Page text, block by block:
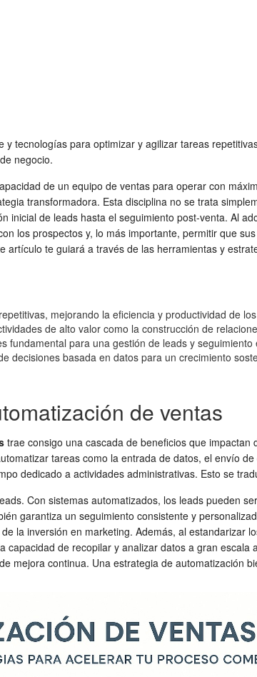
y tecnologías para optimizar y agilizar tareas
negocio.
de un equipo de ventas para operar con
transformadora. Esta disciplina no se trata
inicial de leads hasta el seguimiento post-venta. Al
los prospectos y, lo más importante, permitir que
artículo te guiará a través de las herramientas y
mejorando la eficiencia y productividad de
de alto valor como la construcción de
fundamental para una gestión de leads y seguimiento
decisiones basada en datos para un crecimiento
de ventas
trae consigo una cascada de beneficios que
tareas como la entrada de datos, el envío
dedicado a actividades administrativas. Esto se
Con sistemas automatizados, los leads pueden
garantiza un seguimiento consistente y
la inversión en marketing. Además, al
capacidad de recopilar y analizar datos a gran
mejora continua. Una estrategia de automatización